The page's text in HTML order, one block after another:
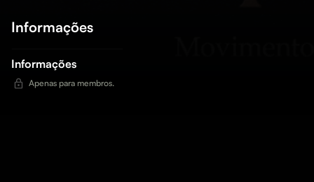
Informações
Informações
Apenas para membros.